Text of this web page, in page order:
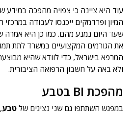
עוד היא ציינה כי צפויה מהפכה במידע
המיון ופרדמקים ייכנסו לעבודה
שעד היום נמנע מהם. כמו כן היא
את הגורמים המקצועיים במשרד לתת
המרפא בישראל, כדי לוודא שהיא
ולא באה על חשבון הרפואה הציבורית.
מהפכת BI בטבע
במפגש השתתפו גם שני נציגים שלטבע,